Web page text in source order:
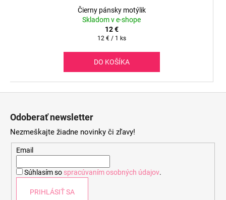
Čierny pánsky motýlik
Skladom v e-shope
12 €
Jednotková
12 € / 1 ks
DO KOŠÍKA
Odoberať newsletter
Nezmeškajte žiadne novinky či zľavy!
Email
Súhlasím so spracúvaním osobných údajov.
PRIHLÁSIŤ SA